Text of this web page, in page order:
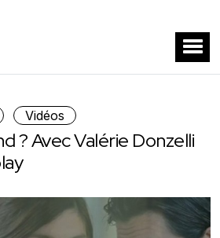
Vidéos
? Avec Valérie Donzelli